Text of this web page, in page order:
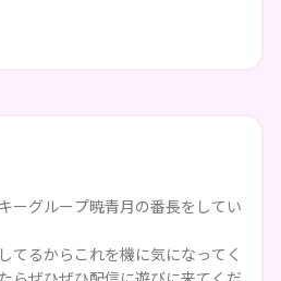
ーグループ暁青月の番長をしてい
てるからこれを機に気になってく